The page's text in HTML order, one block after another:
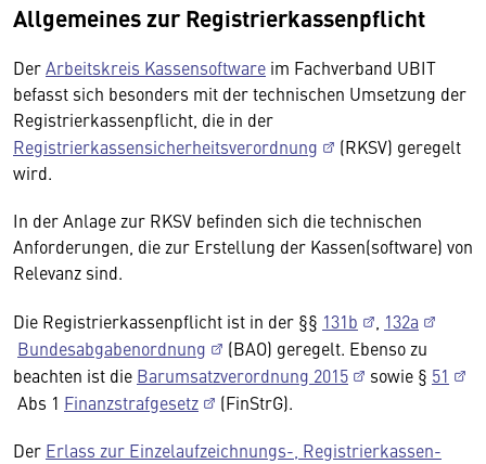
Allgemeines zur Registrierkassenpflicht
DerArbeitskreis Kassensoftware im Fachverband UBIT
befasst sich besonders mit der technischen Umsetzung der
Registrierkassenpflicht, die in der
Registrierkassensicherheitsverordnung
(RKSV) geregelt
wird.
In der Anlage zur RKSV befinden sich die technischen
Anforderungen, die zur Erstellung der Kassen(software) von
Relevanz sind.
Die Registrierkassenpflicht ist in der §§ 131b
132a
Bundesabgabenordnung
(BAO) geregelt. Ebenso zu
beachten ist die Barumsatzverordnung 2015 sowie § 51
Abs 1 Finanzstrafgesetz
(FinStrG).
Der Erlass zur Einzelaufzeichnungs-, Registrierkassen-